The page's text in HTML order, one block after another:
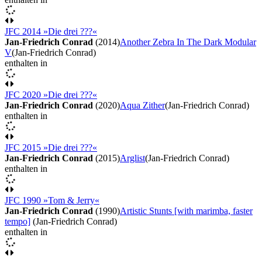
JFC 2014 »Die drei ???«
Jan-Friedrich Conrad (2014)Another Zebra In The Dark Modular
V(Jan-Friedrich Conrad)
enthalten in
JFC 2020 »Die drei ???«
Jan-Friedrich Conrad (2020)Aqua Zither(Jan-Friedrich Conrad)
enthalten in
JFC 2015 »Die drei ???«
Jan-Friedrich Conrad (2015)Arglist(Jan-Friedrich Conrad)
enthalten in
JFC 1990 »Tom & Jerry«
Jan-Friedrich Conrad (1990)Artistic Stunts [with marimba, faster
tempo] (Jan-Friedrich Conrad)
enthalten in